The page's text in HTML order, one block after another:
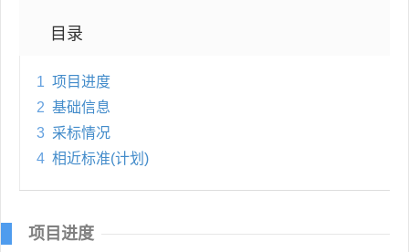
目录
1 项目进度
2 基础信息
3 采标情况
4 相近标准(计划)
项目进度